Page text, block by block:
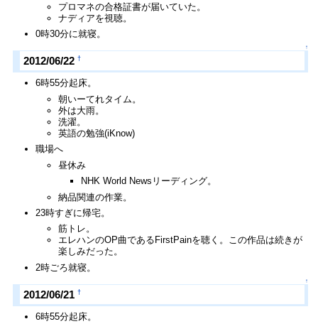
プロマネの合格証書が届いていた。
ナディアを視聴。
0時30分に就寝。
↑
2012/06/22 †
6時55分起床。
朝いーてれタイム。
外は大雨。
洗濯。
英語の勉強(iKnow)
職場へ
昼休み
NHK World Newsリーディング。
納品関連の作業。
23時すぎに帰宅。
筋トレ。
エレハンのOP曲であるFirstPainを聴く。この作品は続きが
楽しみだった。
2時ごろ就寝。
↑
2012/06/21 †
6時55分起床。